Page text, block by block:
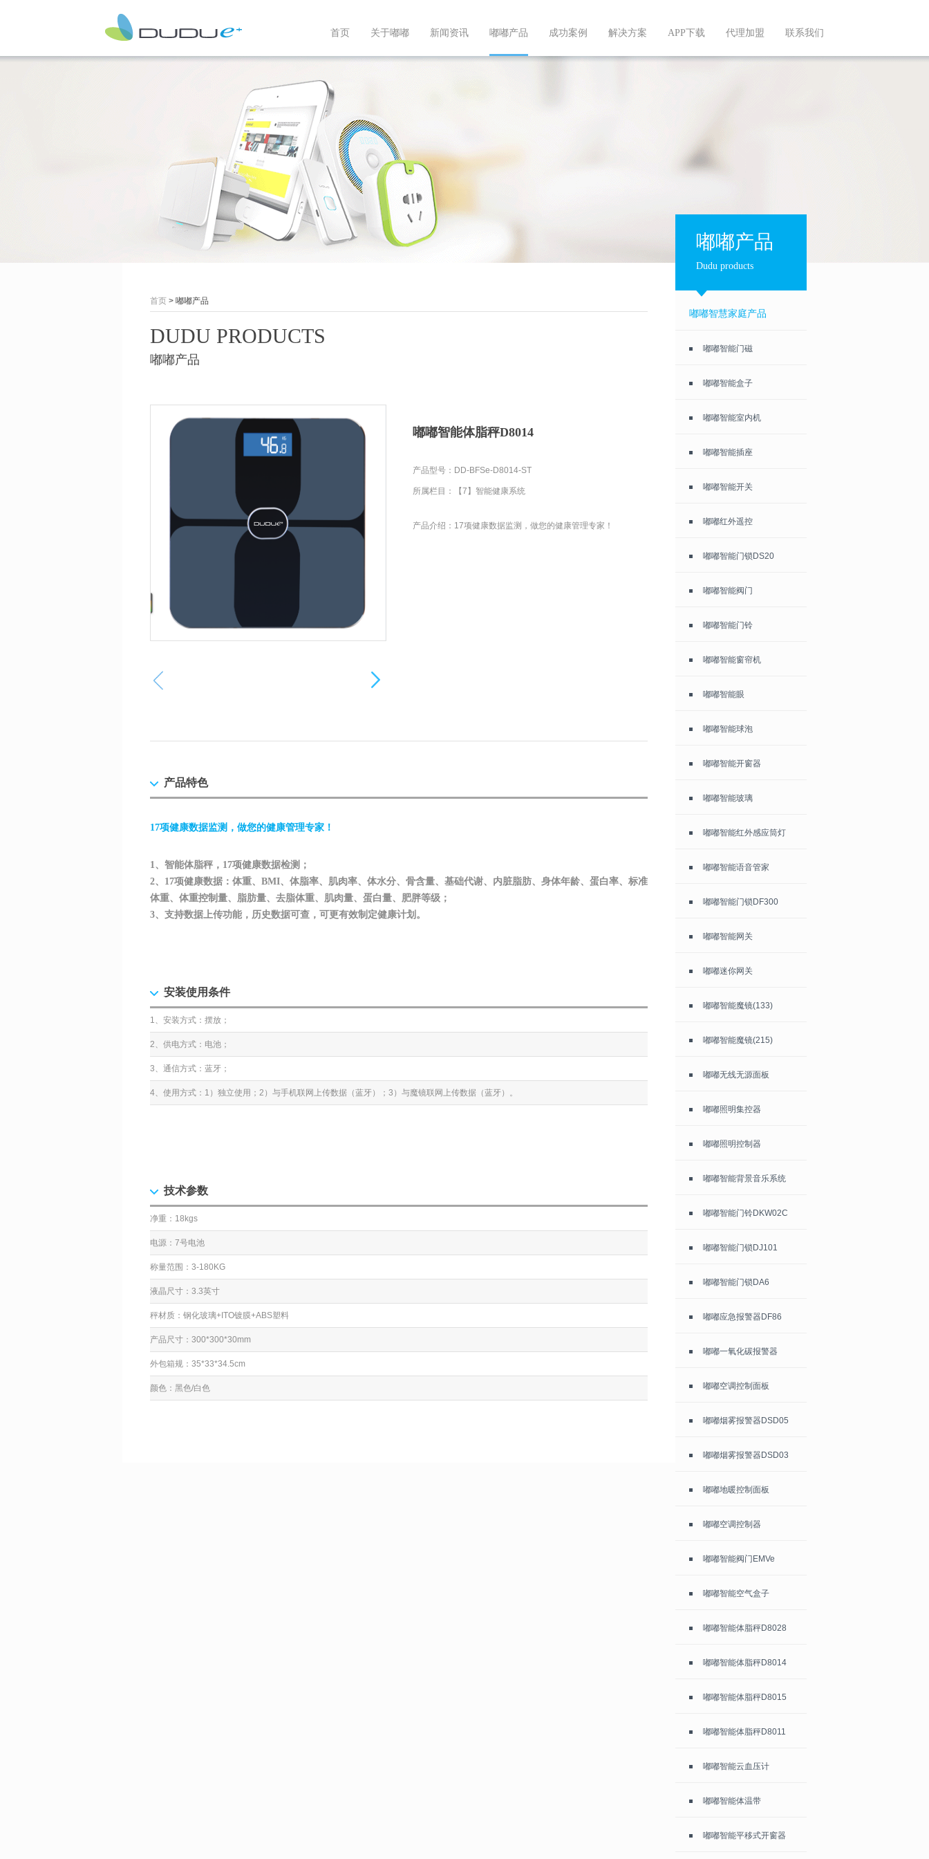
首页 关于嘟嘟 新闻资讯 嘟嘟产品 成功案例 解决方案 APP下载 代理加盟 联系我们
首页 > 嘟嘟产品
DUDU PRODUCTS
嘟嘟产品
嘟嘟智能体脂秤D8014
产品型号：DD-BFSe-D8014-ST
所属栏目：【7】智能健康系统
产品介绍：17项健康数据监测，做您的健康管理专家！
产品特色
17项健康数据监测，做您的健康管理专家！
1、智能体脂秤，17项健康数据检测；
2、17项健康数据：体重、BMI、体脂率、肌肉率、体水分、骨含量、基础代谢、内脏脂肪、身体年龄、蛋白率、标准
体重、体重控制量、脂肪量、去脂体重、肌肉量、蛋白量、肥胖等级；
3、支持数据上传功能，历史数据可查，可更有效制定健康计划。
安装使用条件
1、安装方式：摆放；
2、供电方式：电池；
3、通信方式：蓝牙；
4、使用方式：1）独立使用；2）与手机联网上传数据（蓝牙）；3）与魔镜联网上传数据（蓝牙）。
技术参数
净重：18kgs
电源：7号电池
称量范围：3-180KG
液晶尺寸：3.3英寸
秤材质：钢化玻璃+ITO镀膜+ABS塑料
产品尺寸：300*300*30mm
外包箱规：35*33*34.5cm
颜色：黑色/白色
嘟嘟产品
Dudu products
嘟嘟智慧家庭产品
嘟嘟智能门磁
嘟嘟智能盒子
嘟嘟智能室内机
嘟嘟智能插座
嘟嘟智能开关
嘟嘟红外遥控
嘟嘟智能门锁DS20
嘟嘟智能阀门
嘟嘟智能门铃
嘟嘟智能窗帘机
嘟嘟智能眼
嘟嘟智能球泡
嘟嘟智能开窗器
嘟嘟智能玻璃
嘟嘟智能红外感应筒灯
嘟嘟智能语音管家
嘟嘟智能门锁DF300
嘟嘟智能网关
嘟嘟迷你网关
嘟嘟智能魔镜(133)
嘟嘟智能魔镜(215)
嘟嘟无线无源面板
嘟嘟照明集控器
嘟嘟照明控制器
嘟嘟智能背景音乐系统
嘟嘟智能门铃DKW02C
嘟嘟智能门锁DJ101
嘟嘟智能门锁DA6
嘟嘟应急报警器DF86
嘟嘟一氧化碳报警器
嘟嘟空调控制面板
嘟嘟烟雾报警器DSD05
嘟嘟烟雾报警器DSD03
嘟嘟地暖控制面板
嘟嘟空调控制器
嘟嘟智能阀门EMVe
嘟嘟智能空气盒子
嘟嘟智能体脂秤D8028
嘟嘟智能体脂秤D8014
嘟嘟智能体脂秤D8015
嘟嘟智能体脂秤D8011
嘟嘟智能云血压计
嘟嘟智能体温带
嘟嘟智能平移式开窗器